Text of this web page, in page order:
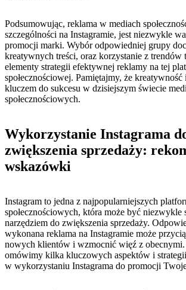
Podsumowując, ​reklama w mediach
szczególności na Instagramie,⁤ jest niezwykle⁣
promocji marki.​ Wybór odpowiedniej grupy⁢
kreatywnych treści,⁣ oraz⁤ korzystanie​ z trendów⁢
elementy strategii efektywnej reklamy ‍na tej
społecznościowej. Pamiętajmy, że
kluczem do ⁣sukcesu w⁢ dzisiejszym świecie
społecznościowych.
Wykorzystanie‍ Instagrama
zwiększenia sprzedaży:
wskazówki
Instagram​ to⁢ jedna z najpopularniejszych
‍społecznościowych, która może ‌być niezwykle
narzędziem ⁤do ⁤zwiększenia sprzedaży.
wykonana reklama na Instagramie może
nowych klientów i wzmocnić więź z
omówimy ⁤kilka kluczowych aspektów i
w wykorzystaniu Instagrama do ⁢promocji